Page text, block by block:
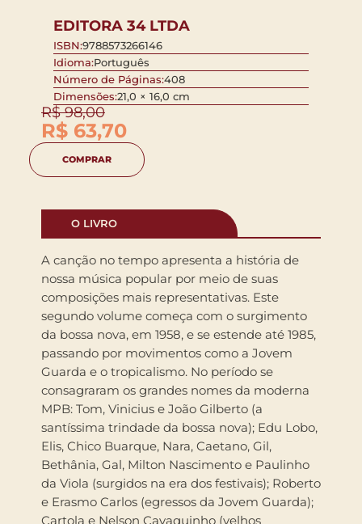
EDITORA 34 LTDA
ISBN:9788573266146
Idioma:Português
Número de Páginas:408
Dimensões:21,0 × 16,0 cm
R$98,00
R$ 63,70
COMPRAR
O LIVRO
A canção no tempo apresenta a história de
nossa música popular por meio de suas
composições mais representativas. Este
segundo volume começa com o surgimento
da bossa nova, em 1958, e se estende até 1985,
passando por movimentos como a Jovem
Guarda e o tropicalismo. No período se
consagraram os grandes nomes da moderna
MPB: Tom, Vinicius e João Gilberto (a
santíssima trindade da bossa nova); Edu Lobo,
Elis, Chico Buarque, Nara, Caetano, Gil,
Bethânia, Gal, Milton Nascimento e Paulinho
da Viola (surgidos na era dos festivais); Roberto
e Erasmo Carlos (egressos da Jovem Guarda);
Cartola e Nelson Cavaquinho (velhos